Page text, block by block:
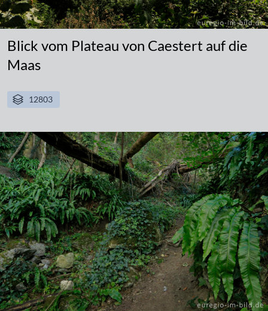
Blick vom Plateau von Caestert auf die
Maas
12803